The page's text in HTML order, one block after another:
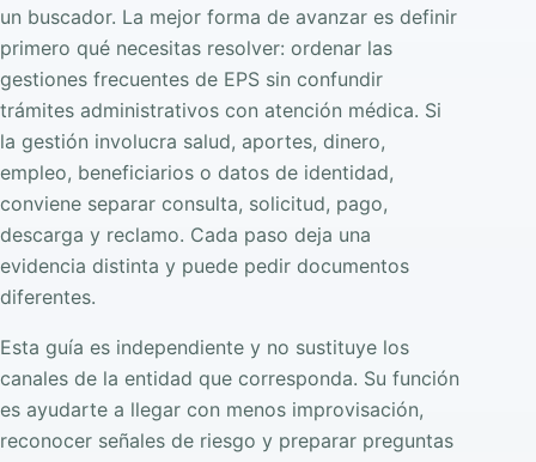
un buscador. La mejor forma de avanzar es definir
primero qué necesitas resolver: ordenar las
gestiones frecuentes de EPS sin confundir
trámites administrativos con atención médica. Si
la gestión involucra salud, aportes, dinero,
empleo, beneficiarios o datos de identidad,
conviene separar consulta, solicitud, pago,
descarga y reclamo. Cada paso deja una
evidencia distinta y puede pedir documentos
diferentes.
Esta guía es independiente y no sustituye los
canales de la entidad que corresponda. Su función
es ayudarte a llegar con menos improvisación,
reconocer señales de riesgo y preparar preguntas